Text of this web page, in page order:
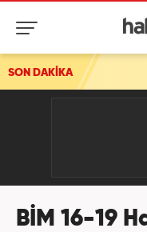
SON DAKİKA
BİM 16-19